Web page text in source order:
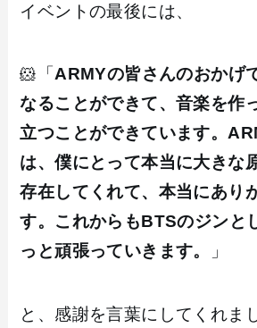
イベントの最後には、
🐹「ARMYの皆さんのおかげ
なることができて、音楽を作
立つことができています。
は、僕にとって本当に大きな
存在してくれて、本当にあり
す。これからもBTSのジンと
っと頑張っていきます。
」
と、感謝を言葉にしてくれま